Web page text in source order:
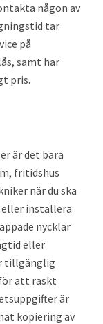
någon av
tar
på
samt har
pris.
är det bara
fritidshus
när du ska
installera
nycklar
eller
tillgänglig
att raskt
är
kopiering av